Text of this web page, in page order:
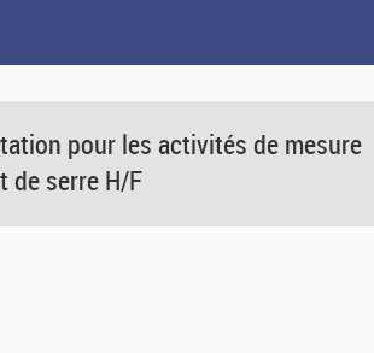
pour les activités de mesure
de serre H/F